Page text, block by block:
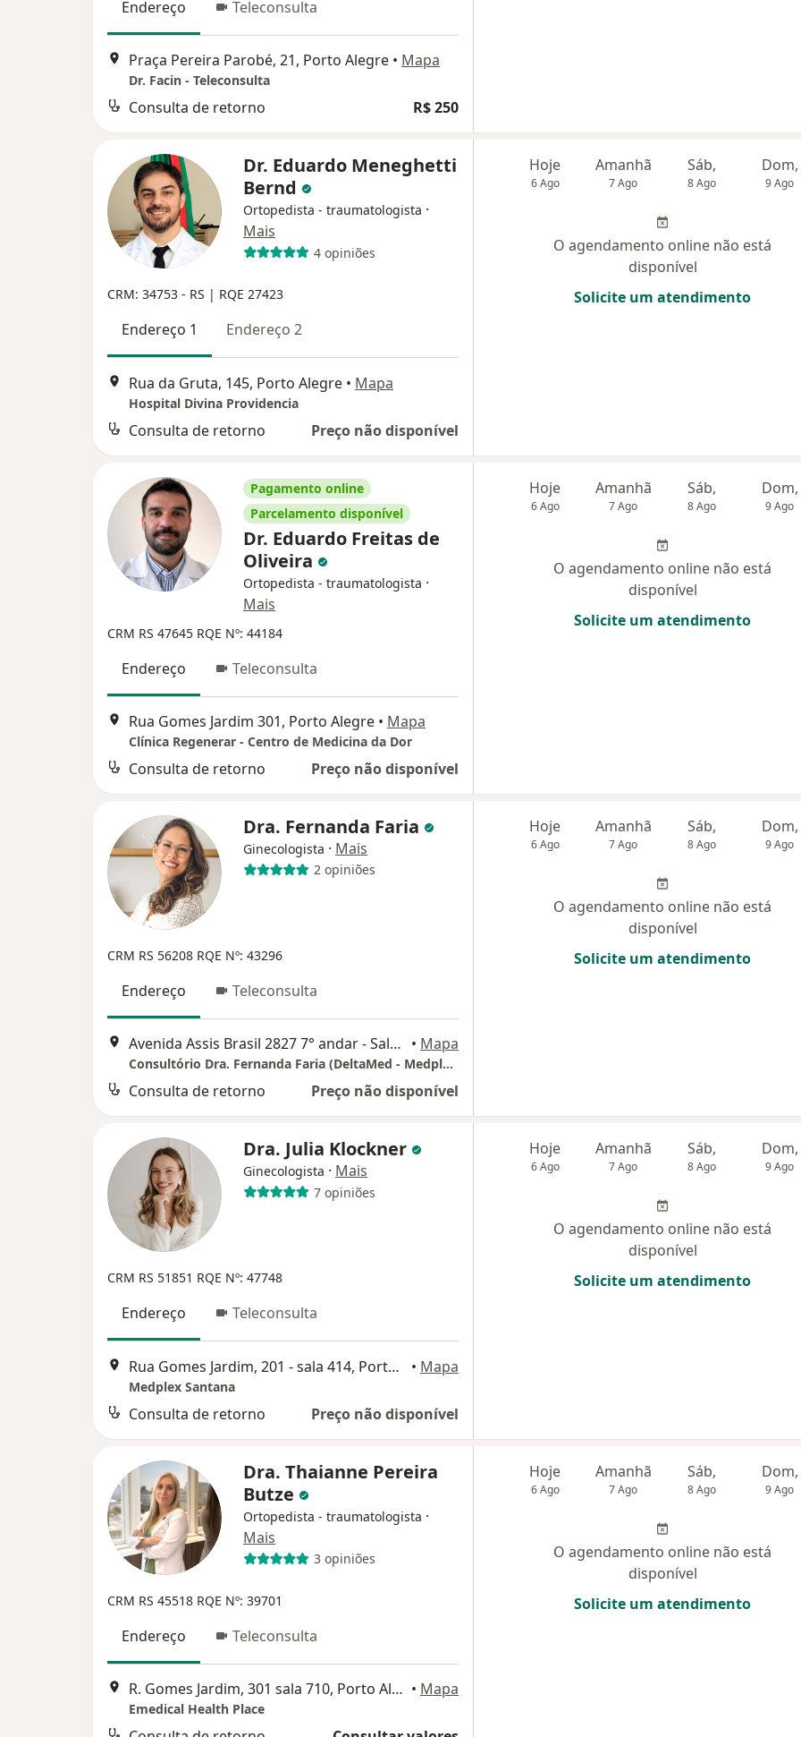
Endereço Teleconsulta
Praça Pereira Parobé, 21, Porto Alegre • Mapa
Dr. Facin - Teleconsulta
Consulta de retorno R$ 250
Dr. Eduardo Meneghetti
Bernd
Ortopedista - traumatologista ·
Mais
4 opiniões
CRM: 34753 - RS | RQE 27423
Endereço 1 Endereço 2
Rua da Gruta, 145, Porto Alegre • Mapa
Hospital Divina Providencia
Consulta de retorno Preço não disponível
Hoje
6 Ago
Amanhã
7 Ago
Sáb,
8 Ago
Dom,
9 Ago
O agendamento online não está
disponível
Solicite um atendimento
Pagamento online
Parcelamento disponível
Dr. Eduardo Freitas de
Oliveira
Ortopedista - traumatologista ·
Mais
CRM RS 47645 RQE Nº: 44184
Endereço Teleconsulta
Rua Gomes Jardim 301, Porto Alegre • Mapa
Clínica Regenerar - Centro de Medicina da Dor
Consulta de retorno Preço não disponível
Hoje
6 Ago
Amanhã
7 Ago
Sáb,
8 Ago
Dom,
9 Ago
O agendamento online não está
disponível
Solicite um atendimento
Dra. Fernanda Faria
Ginecologista · Mais
2 opiniões
CRM RS 56208 RQE Nº: 43296
Endereço Teleconsulta
Avenida Assis Brasil 2827 7° andar - Sala 717, Porto Alegre • Mapa
Consultório Dra. Fernanda Faria (DeltaMed - Medplex Eixo Norte)
Consulta de retorno Preço não disponível
Hoje
6 Ago
Amanhã
7 Ago
Sáb,
8 Ago
Dom,
9 Ago
O agendamento online não está
disponível
Solicite um atendimento
Dra. Julia Klockner
Ginecologista · Mais
7 opiniões
CRM RS 51851 RQE Nº: 47748
Endereço Teleconsulta
Rua Gomes Jardim, 201 - sala 414, Porto Alegre • Mapa
Medplex Santana
Consulta de retorno Preço não disponível
Hoje
6 Ago
Amanhã
7 Ago
Sáb,
8 Ago
Dom,
9 Ago
O agendamento online não está
disponível
Solicite um atendimento
Dra. Thaianne Pereira
Butze
Ortopedista - traumatologista ·
Mais
3 opiniões
CRM RS 45518 RQE Nº: 39701
Endereço Teleconsulta
R. Gomes Jardim, 301 sala 710, Porto Alegre • Mapa
Emedical Health Place
Hoje
6 Ago
Amanhã
7 Ago
Sáb,
8 Ago
Dom,
9 Ago
O agendamento online não está
disponível
Solicite um atendimento